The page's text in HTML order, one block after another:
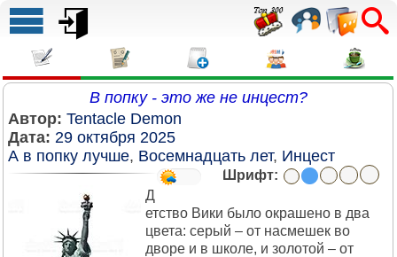
В попку - это же не инцест?
Автор: Tentacle Demon
Дата: 29 октября 2025
А в попку лучше, Восемнадцать лет, Инцест
Шрифт:
Д
етство Вики было окрашено в два
цвета: серый – от насмешек во
дворе и в школе, и золотой – от